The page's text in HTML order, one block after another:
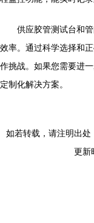
供应胶管测试台和
效率。通过科学选择和
作挑战。如果您需要进
定制化解决方案。
如若转载，请注明出
更新